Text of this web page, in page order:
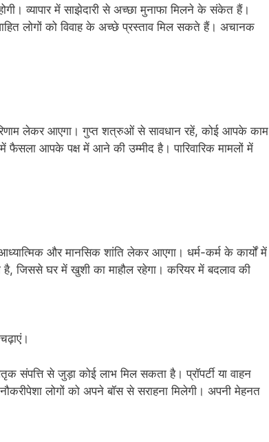
व्यापार में साझेदारी से अच्छा मुनाफा मिलने के संकेत हैं।
लोगों को विवाह के अच्छे प्रस्ताव मिल सकते हैं। अचानक
लेकर आएगा। गुप्त शत्रुओं से सावधान रहें, कोई आपके काम
आपके पक्ष में आने की उम्मीद है। पारिवारिक मामलों में
और मानसिक शांति लेकर आएगा। धर्म-कर्म के कार्यों में
जिससे घर में खुशी का माहौल रहेगा। करियर में बदलाव की
संपत्ति से जुड़ा कोई लाभ मिल सकता है। प्रॉपर्टी या वाहन
लोगों को अपने बॉस से सराहना मिलेगी। अपनी मेहनत